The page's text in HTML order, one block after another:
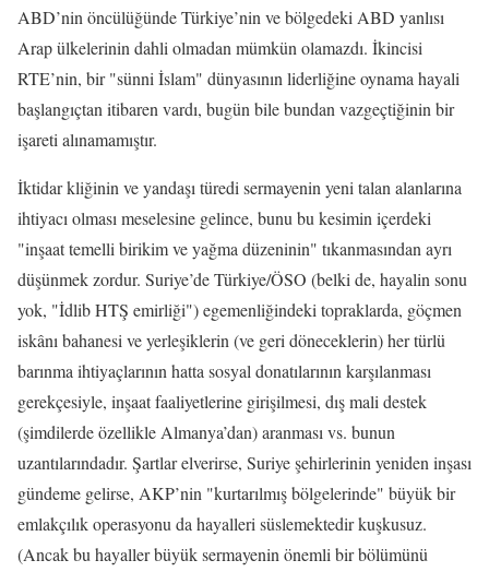
ABD’nin öncülüğünde Türkiye’nin ve bölgedeki ABD yanlısı
Arap ülkelerinin dahli olmadan mümkün olamazdı. İkincisi
RTE’nin, bir "sünni İslam" dünyasının liderliğine oynama hayali
başlangıçtan itibaren vardı, bugün bile bundan vazgeçtiğinin bir
işareti alınamamıştır.
İktidar kliğinin ve yandaşı türedi sermayenin yeni talan alanlarına
ihtiyacı olması meselesine gelince, bunu bu kesimin içerdeki
"inşaat temelli birikim ve yağma düzeninin" tıkanmasından ayrı
düşünmek zordur. Suriye’de Türkiye/ÖSO (belki de, hayalin sonu
yok, "İdlib HTŞ emirliği") egemenliğindeki topraklarda, göçmen
iskânı bahanesi ve yerleşiklerin (ve geri döneceklerin) her türlü
barınma ihtiyaçlarının hatta sosyal donatılarının karşılanması
gerekçesiyle, inşaat faaliyetlerine girişilmesi, dış mali destek
(şimdilerde özellikle Almanya’dan) aranması vs. bunun
uzantılarındadır. Şartlar elverirse, Suriye şehirlerinin yeniden inşası
gündeme gelirse, AKP’nin "kurtarılmış bölgelerinde" büyük bir
emlakçılık operasyonu da hayalleri süslemektedir kuşkusuz.
(Ancak bu hayaller büyük sermayenin önemli bir bölümünü